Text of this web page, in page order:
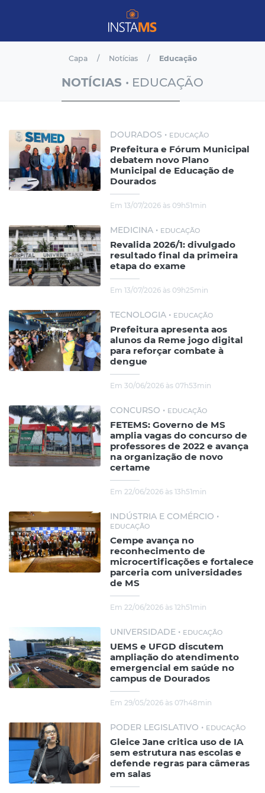
NOTÍCIAS • EDUCAÇÃO
Capa Notícias Educação
DOURADOS • EDUCAÇÃO
Prefeitura e Fórum Municipal
debatem novo Plano
Municipal de Educação de
Dourados
Em 13/07/2026 às 09h51min
MEDICINA • EDUCAÇÃO
Revalida 2026/1: divulgado
resultado final da primeira
etapa do exame
Em 13/07/2026 às 09h25min
TECNOLOGIA • EDUCAÇÃO
Prefeitura apresenta aos
alunos da Reme jogo digital
para reforçar combate à
dengue
Em 30/06/2026 às 07h53min
CONCURSO • EDUCAÇÃO
FETEMS: Governo de MS
amplia vagas do concurso de
professores de 2022 e avança
na organização de novo
certame
Em 22/06/2026 às 13h51min
INDÚSTRIA E COMÉRCIO •
EDUCAÇÃO
Cempe avança no
reconhecimento de
microcertificações e fortalece
parceria com universidades
de MS
Em 22/06/2026 às 12h51min
UNIVERSIDADE • EDUCAÇÃO
UEMS e UFGD discutem
ampliação do atendimento
emergencial em saúde no
campus de Dourados
Em 29/05/2026 às 07h48min
PODER LEGISLATIVO • EDUCAÇÃO
Gleice Jane critica uso de IA
sem estrutura nas escolas e
defende regras para câmeras
em salas